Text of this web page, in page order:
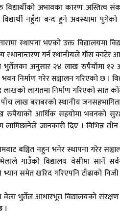
विद्यार्थीको अभावका कारण
नहुँदा बन्द हुने अवस्थामा
स्थापना भएको उक्त विद्यालयमा
स्थानान्तरण गर्न स्थानीयले गाँस
भुर्तेलका अनुसार २४ लाख रुपैयाँमा
निर्माण गरेर सञ्चालन गरिएको छ ।
लागतमा निर्माण गरिएको सात
लाख बराबरको स्थानीय जनसहभागिता
आर्थिक सहयोमा भवनको
लामिछानेले जानकारी दिए ।
बञ्चित नहुन भनेर स्थापना गरेर
गाउँको विद्यालय वेसीमा सार्ने
भ्यान समेत खरिद गरिएपनि टाँढाको
वेला भुर्तेल आधारभूत विद्यालयको
।